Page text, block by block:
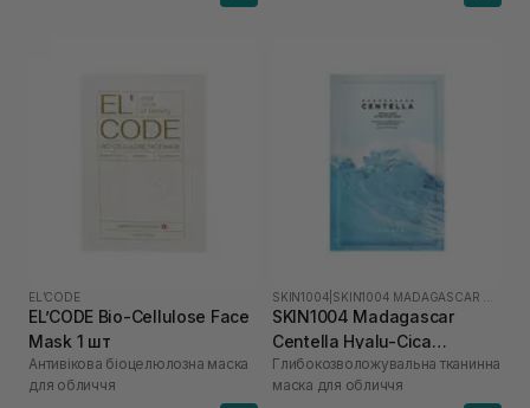
EL’CODE
EL’CODE Bio-Cellulose Face
Mask 1 шт
Антивікова біоцелюлозна маска
для обличчя
SKIN1004
SKIN1004 Madagascar
Centella Hyalu-Cica
Hydrating Mask 1 шт
Глибокозволожувальна тканинна
маска для обличчя